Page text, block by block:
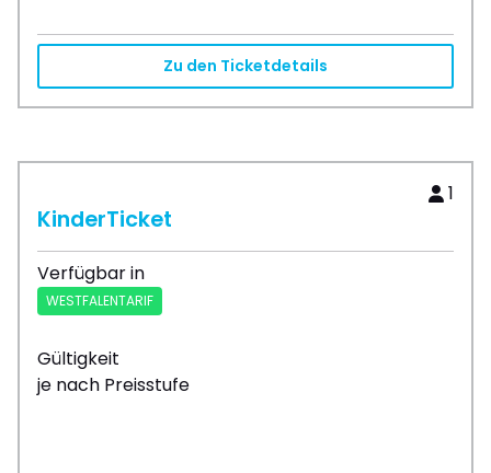
Zu den Ticketdetails
1
KinderTicket
Verfügbar in
WESTFALENTARIF
Gültigkeit
je nach Preisstufe